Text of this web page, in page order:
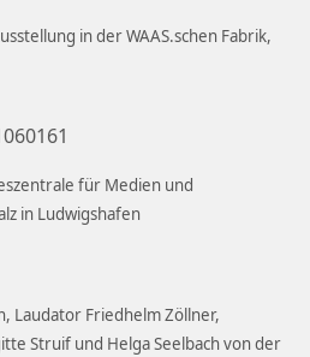
in der WAAS.schen Fabrik,
für Medien und
in Ludwigshafen
Laudator Friedhelm Zöllner,
Struif und Helga Seelbach von der